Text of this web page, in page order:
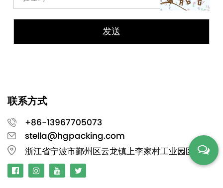
联系方式
+86-13967705073
stella@hgpacking.com
浙江省宁波市鄞州区云龙镇上李家村工业园区13栋